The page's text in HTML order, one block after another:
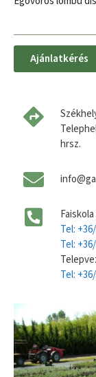
Ajánlatkérés
hrsz.
Tel:
Tel:
Tel: